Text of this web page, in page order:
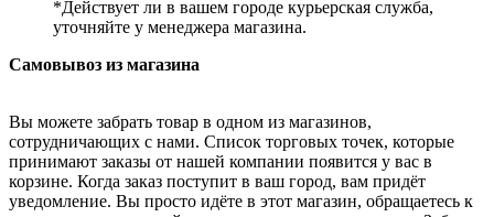
*Действует ли в вашем городе курьерская служба,
уточняйте у менеджера магазина.
Самовывоз из магазина
Вы можете забрать товар в одном из магазинов,
сотрудничающих с нами. Список торговых точек, которые
принимают заказы от нашей компании появится у вас в
корзине. Когда заказ поступит в ваш город, вам придёт
уведомление. Вы просто идёте в этот магазин, обращаетесь к